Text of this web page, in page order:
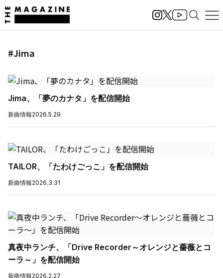
#Jima
Jima、「夢のカナタ」を配信開始
新曲情報2026.5.29
TAILOR、「たわけごっこ」を配信開始
新曲情報2026.3.31
真夜中ランチ、「Drive Recorder～オレンジと薔薇とコ
ーラ～」を配信開始
新曲情報2026.2.27